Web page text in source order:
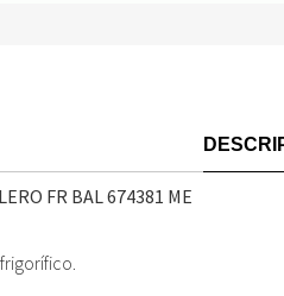
FR BAL 674381 ME